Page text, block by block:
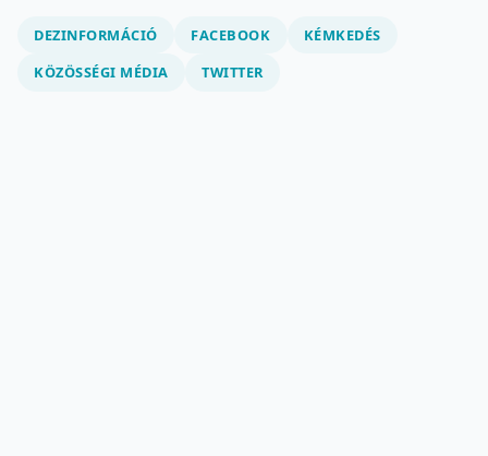
DEZINFORMÁCIÓ FACEBOOK
KÉMKEDÉS
KÖZÖSSÉGI MÉDIA
TWITTER